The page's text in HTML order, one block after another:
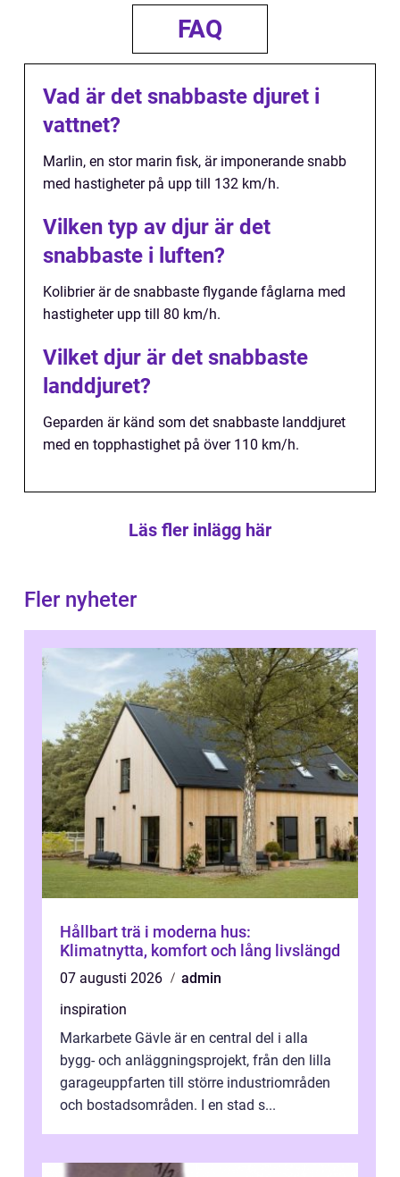
FAQ
Vad är det snabbaste djuret i
vattnet?
Marlin, en stor marin fisk, är imponerande snabb
med hastigheter på upp till 132 km/h.
Vilken typ av djur är det
snabbaste i luften?
Kolibrier är de snabbaste flygande fåglarna med
hastigheter upp till 80 km/h.
Vilket djur är det snabbaste
landdjuret?
Geparden är känd som det snabbaste landdjuret
med en topphastighet på över 110 km/h.
Läs fler inlägg här
Fler nyheter
Hållbart trä i moderna hus:
Klimatnytta, komfort och lång livslängd
07 augusti 2026
admin
inspiration
Markarbete Gävle är en central del i alla
bygg- och anläggningsprojekt, från den lilla
garageuppfarten till större industriområden
och bostadsområden. I en stad s...